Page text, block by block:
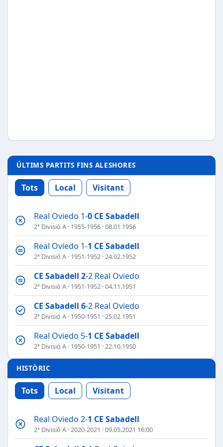
ÚLTIMS PARTITS FINS ALESHORES
Tots Local Visitant
Real Oviedo 1-0 CE Sabadell
2ª Divisió A · 1955-1956 · 08.01.1956
Real Oviedo 1-1 CE Sabadell
2ª Divisió A · 1951-1952 · 24.02.1952
CE Sabadell 2-2 Real Oviedo
2ª Divisió A · 1951-1952 · 04.11.1951
CE Sabadell 6-2 Real Oviedo
2ª Divisió A · 1950-1951 · 25.02.1951
Real Oviedo 5-1 CE Sabadell
2ª Divisió A · 1950-1951 · 22.10.1950
HISTÒRIC
Tots Local Visitant
Real Oviedo 2-1 CE Sabadell
2ª Divisió A ·2020-2021 · 09.05.2021 16:00